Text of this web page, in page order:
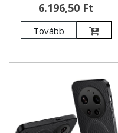
6.196,50 Ft
Tovább